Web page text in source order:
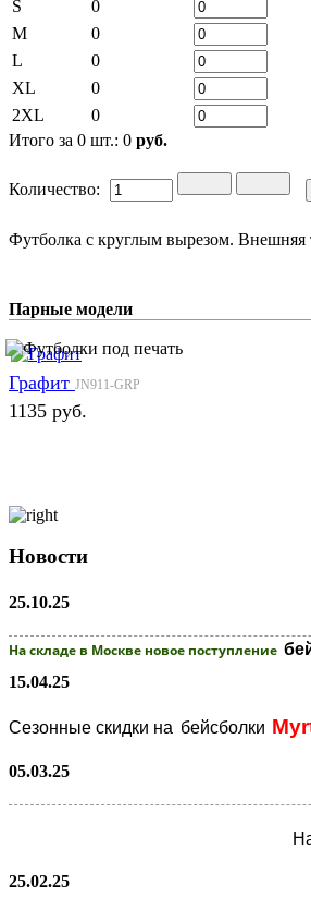
S
0
M
0
L
0
XL
0
2XL
0
Итого за 0 шт.: 0 руб.
Количество:
Футболка с круглым вырезом. Внешняя
Парные модели
Графит JN911-GRP
1135 руб.
Новости
25.10.25
На складе в Москве новое поступление
15.04.25
Сезонные скидки на бейсболки
05.03.25
25.02.25